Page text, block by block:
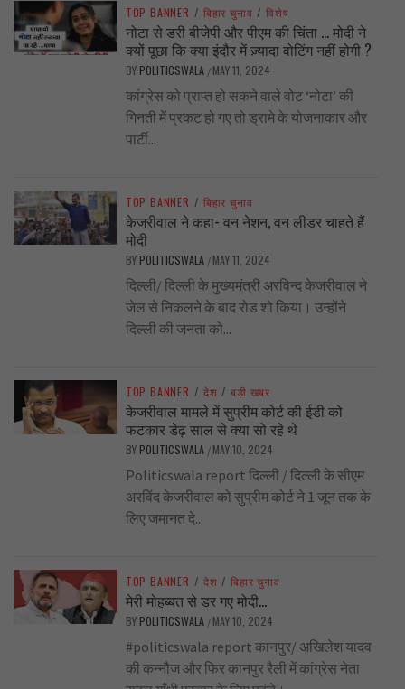
TOP BANNER / बिहार चुनाव / विशेष
नोटा से डरी बीजेपी और पीएम की चिंता … मोदी ने
क्यों पूछा कि क्या इंदौर में ज़्यादा वोटिंग नहीं होगी ?
BY POLITICSWALA / MAY 11, 2024
कांग्रेस को प्राप्त हो सकने वाले वोट ‘नोटा’ की
गिनती में प्रकट हो गए तो ड्रामे के योजनाकार और
पार्टी...
TOP BANNER / बिहार चुनाव
केजरीवाल ने कहा- वन नेशन, वन लीडर चाहते हैं
मोदी
BY POLITICSWALA / MAY 11, 2024
दिल्ली/ दिल्ली के मुख्यमंत्री अरविन्द केजरीवाल ने
जेल से निकलने के बाद रोड शो किया। उन्होंने
दिल्ली की जनता को...
TOP BANNER / देश / बड़ी खबर
केजरीवाल मामले में सुप्रीम कोर्ट की ईडी को
फटकार डेढ़ साल से क्या सो रहे थे
BY POLITICSWALA / MAY 10, 2024
Politicswala report दिल्ली / दिल्ली के सीएम
अरविंद केजरीवाल को सुप्रीम कोर्ट ने 1 जून तक के
लिए जमानत दे...
TOP BANNER / देश / बिहार चुनाव
मेरी मोहब्बत से डर गए मोदी…
BY POLITICSWALA / MAY 10, 2024
#politicswala report कानपुर/ अखिलेश यादव
की कन्नौज और फिर कानपुर रैली में कांग्रेस नेता